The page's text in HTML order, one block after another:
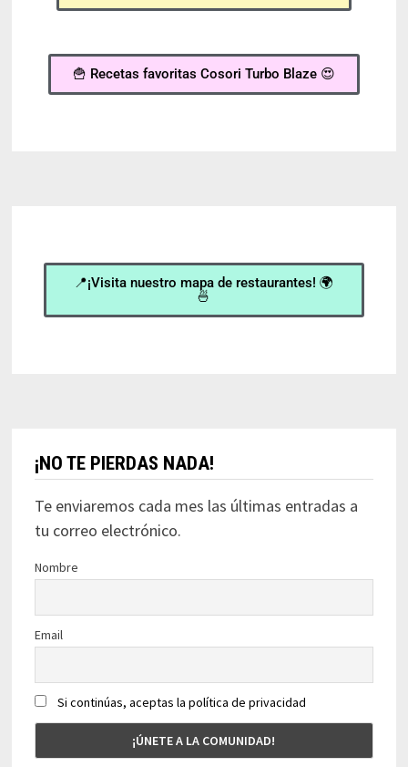
🍟 Recetas favoritas Cosori Turbo Blaze 😍
📍¡Visita nuestro mapa de restaurantes! 🌍
🍜
¡NO TE PIERDAS NADA!
Te enviaremos cada mes las últimas entradas a
tu correo electrónico.
Nombre
Email
Si continúas, aceptas la política de privacidad